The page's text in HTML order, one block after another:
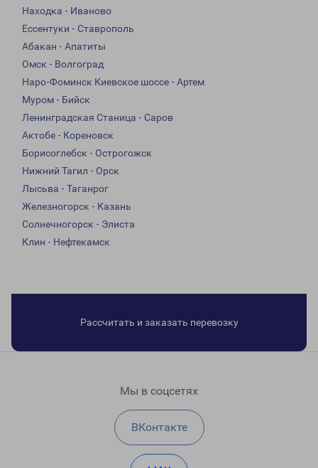
Находка - Иваново
Ессентуки - Ставрополь
Абакан - Апатиты
Омск - Волгоград
Наро-Фоминск Киевское шоссе - Артем
Муром - Бийск
Ленинградская Станица - Саров
Актобе - Кореновск
Борисоглебск - Острогожск
Нижний Тагил - Орск
Лысьва - Таганрог
Железногорск - Казань
Солнечногорск - Элиста
Клин - Нефтекамск
Рассчитать и заказать перевозку
Мы в соцсетях
ВКонтакте